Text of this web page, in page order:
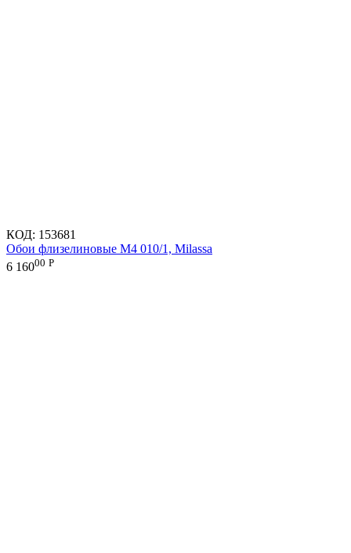
КОД: 153681
Обои флизелиновые M4 010/1, Milassa
6 16000 Р